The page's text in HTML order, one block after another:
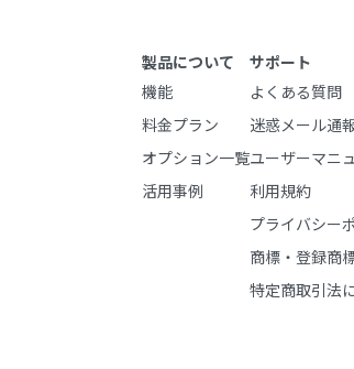
製品について
機能
料金プラン
オプション一覧
活用事例
サポート
よくある質問
迷惑メール通
ユーザーマニ
利用規約
プライバシー
商標・登録商
特定商取引法